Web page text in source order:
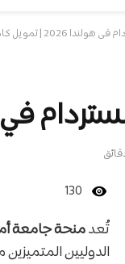
تمويل كامل وراتب شهري
2026 | تمويل
130
تُعدمنحة جامعة